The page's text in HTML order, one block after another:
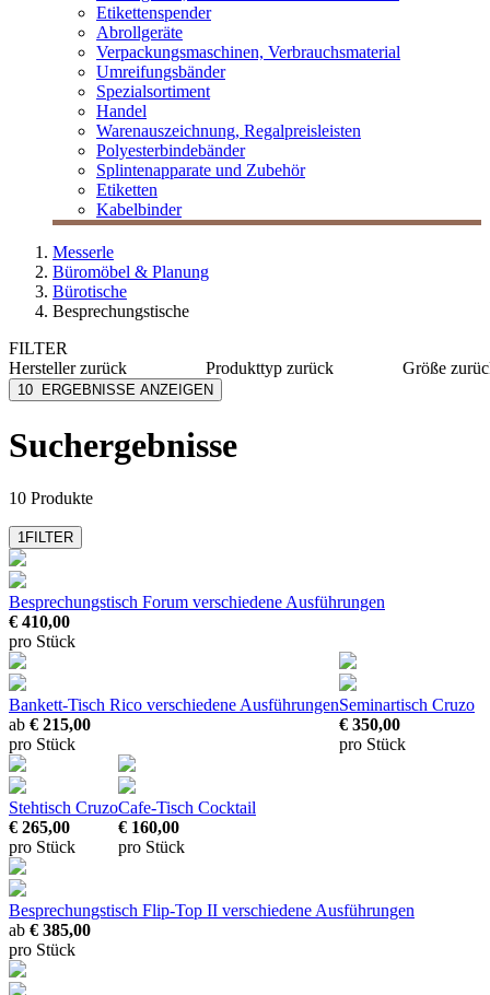
Etikettenspender
Abrollgeräte
Verpackungsmaschinen, Verbrauchsmaterial
Umreifungsbänder
Spezialsortiment
Handel
Warenauszeichnung, Regalpreisleisten
Polyesterbindebänder
Splintenapparate und Zubehör
Etiketten
Kabelbinder
Messerle
Büromöbel & Planung
Bürotische
Besprechungstische
FILTER
Herstellerzurück
Narbutas
Produkttyp zurück
Größe
10 ERGEBNISSE ANZEIGEN
Suchergebnisse
10 Produkte
1FILTER
Besprechungstisch Forum verschiedene Ausführungen
€ 410,00
pro Stück
Bankett-Tisch Rico verschiedene Ausführungen
ab € 215,00
pro Stück
Seminartisch Cruzo
€ 350,00
pro Stück
Stehtisch Cruzo
€ 265,00
pro Stück
Cafe-Tisch Cocktail
€ 160,00
pro Stück
Besprechungstisch Flip-Top II verschiedene Ausführungen
ab € 385,00
pro Stück